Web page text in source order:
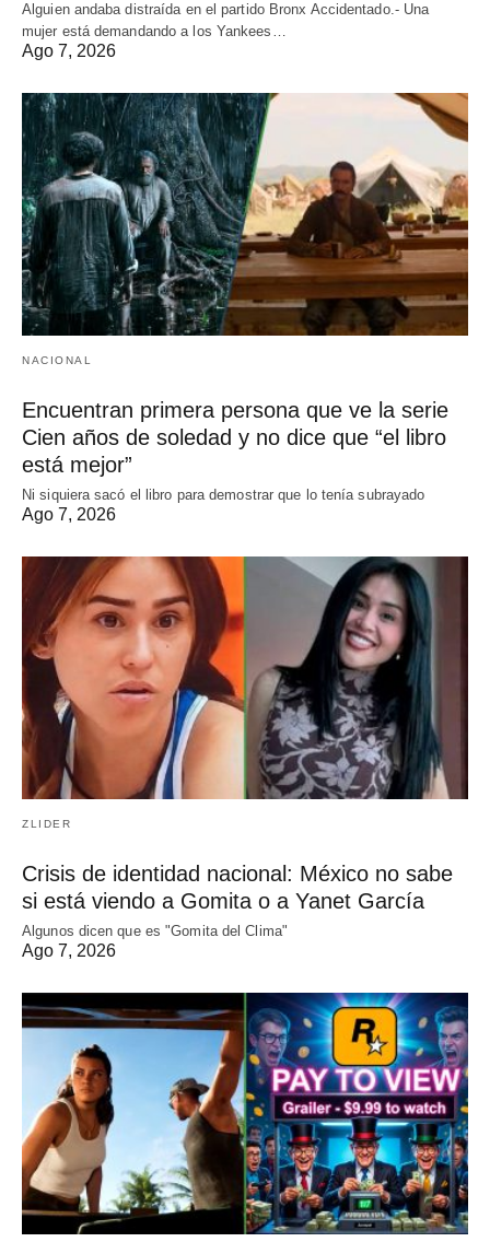
Alguien andaba distraída en el partido Bronx Accidentado.- Una
mujer está demandando a los Yankees…
Ago 7, 2026
NACIONAL
Encuentran primera persona que ve la serie
Cien años de soledad y no dice que “el libro
está mejor”
Ni siquiera sacó el libro para demostrar que lo tenía subrayado
Ago 7, 2026
ZLIDER
Crisis de identidad nacional: México no sabe
si está viendo a Gomita o a Yanet García
Algunos dicen que es "Gomita del Clima"
Ago 7, 2026